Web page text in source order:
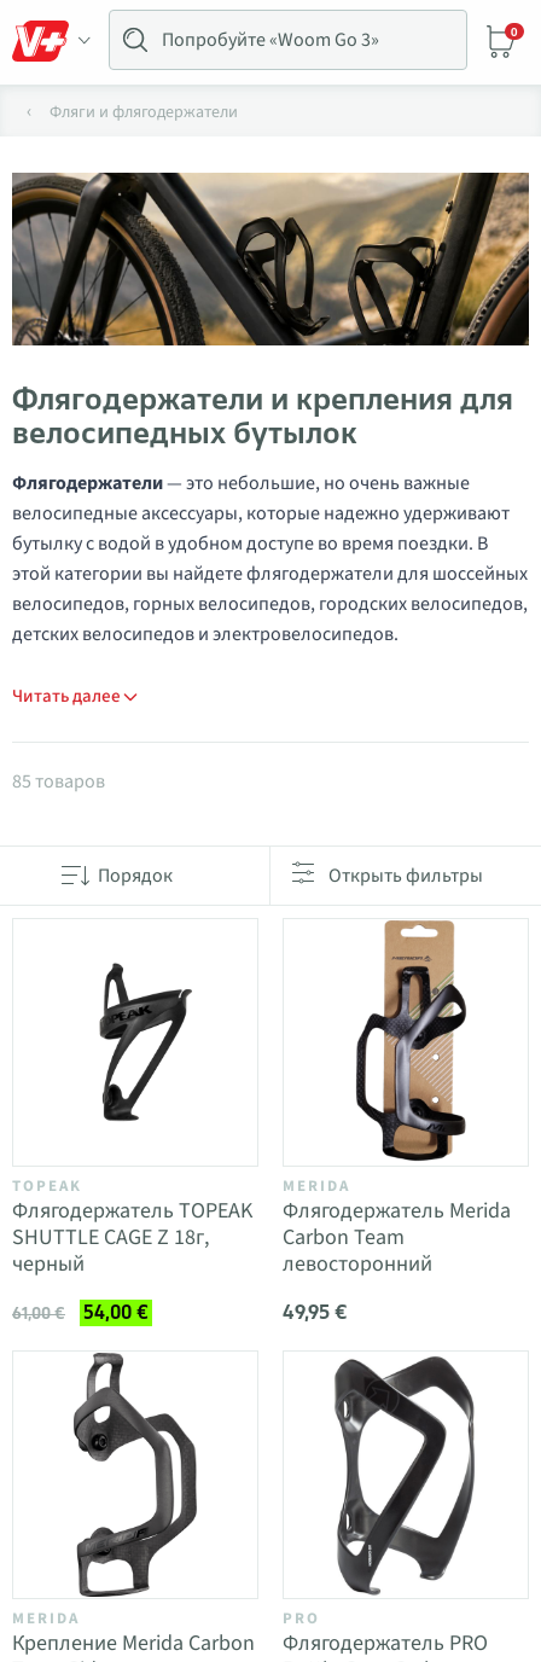
0
Фляги и флягодержатели
Флягодержатели и крепления для
велосипедных бутылок
Флягодержатели— это небольшие, но очень важные
велосипедные аксессуары, которые надежно удерживают
бутылку с водой в удобном доступе во время поездки. В
этой категории вы найдете флягодержатели для шоссейных
велосипедов, горных велосипедов, городских велосипедов,
детских велосипедов и электровелосипедов.
Читать далее
Товары в категории Флягодержатели
85 товаров
Порядок Открыть фильтры
TOPEAK
Флягодержатель TOPEAK
SHUTTLE CAGE Z 18г,
черный
61,00 € 54,00 €
MERIDA
Флягодержатель Merida
Carbon Team
левосторонний
49,95 €
MERIDA
Крепление Merida Carbon
PRO
Флягодержатель PRO